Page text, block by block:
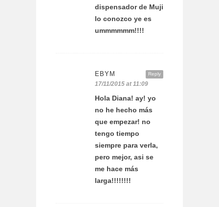
dispensador de Muji
lo conozco ye es
ummmmmm!!!!
Reply
EBYM
17/11/2015 at 11:09
Hola Diana! ay! yo
no he hecho más
que empezar! no
tengo tiempo
siempre para verla,
pero mejor, asi se
me hace más
larga!!!!!!!!